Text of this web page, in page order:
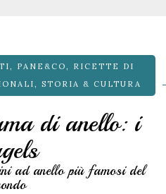
, PANE&CO ,
RICETTE DI
, STORIA & CULTURA
di anello: i
ad anello più famosi del